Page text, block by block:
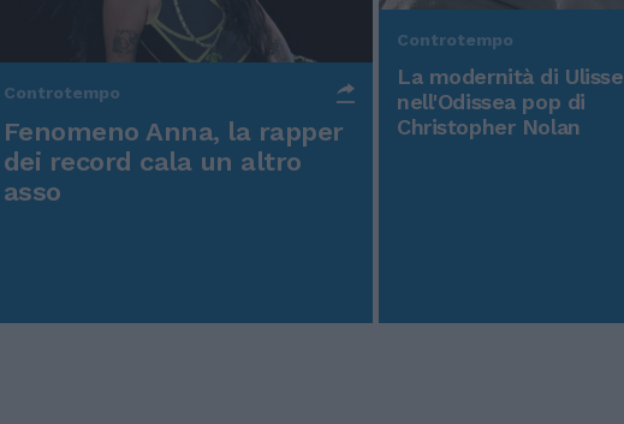
Controtempo
Fenomeno Anna, la rapper
dei record cala un altro
asso
Controtempo
La modernità di Ulisse
nell'Odissea pop di
Christopher Nolan